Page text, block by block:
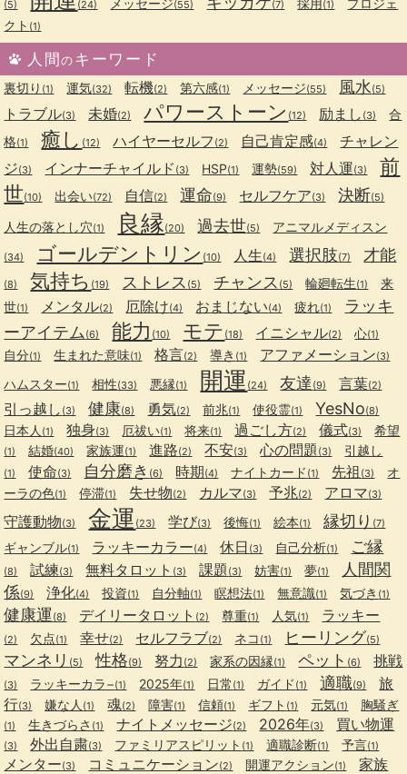
(5) (24) メッセージ(55) (7) 採用 (1)
プロジェ
クト (1)
人間のキーワード
裏切り (1) 運気(32) 転機(2) 第六感(1) メッセージ(55) 風水(5)
トラブル(3) 未婚(2) パワーストーン (12) 励まし (3)
合
格(1) 癒し (12) ハイヤーセルフ (2) 自己肯定感(4)
チャレン
ジ(3) インナーチャイルド (3) HSP(1) 運勢(59) 対人運(3)
前
世(10) 出会い(72) 自信(2) 運命(9) セルフケア(3) 決断(5)
人生の落とし穴(1) 良縁(20) 過去世(5) アニマルメディスン
(34) ゴールデントリン (10) 人生(4) 選択肢(7) 才能
(8) 気持ち (19) ストレス (5) チャンス (5) 輪廻転生(1)
来
世(1) メンタル(2) 厄除け(4) おまじない(4) 疲れ(1)
ラッキ
ーアイテム(6) 能力 (10) モテ (18) イニシャル(2) 心(1)
自分(1) 生まれた意味(1) 格言(2) 導き (1) アファメーション(3)
ハムスター(1) 相性(33) 悪縁(1) 開運 (24) 友達 (9) 言葉(2)
引っ越し (3) 健康(8) 勇気(2) 前兆(1) 使役霊(1) YesNo(8)
日本人 (1) 独身(3) 厄祓い(1) 将来(1) 過ごし方(2) 儀式(3) 希望
(1) 結婚(40) 家族運(1) 進路(2) 不安(3) 心の問題(3) 引越し
(1) 使命(3) 自分磨き (6) 時期(4) ナイトカード (1) 先祖 (3)
オ
ーラの色(1) 停滞(1) 失せ物(2) カルマ(3) 予兆(2) アロマ(3)
守護動物(3) 金運 (23) 学び(3) 後悔(1) 絵本(1) 縁切り (7)
ギャンブル(1) ラッキーカラー(4) 休日 (3) 自己分析(1) ご縁
(8) 試練(3) 無料タロット (3) 課題(3) 妨害(1) 夢(1)
人間関
係(9) 浄化(4) 投資(1) 自分軸(1) 瞑想法(1) 無意識(1) 気づき (1)
健康運(8) デイリータロット (2) 尊重(1) 人気(1) ラッキー
(2) 欠点(1) 幸せ(2) セルフラブ(2) ネコ (1) ヒーリング(5)
マンネリ (5) 性格(9) 努力 (2) 家系の因縁(1) ペット (6) 挑戦
(3) ラッキーカラ−(1) 2025年(1) 日常 (1) ガイド (1) 適職(9)
旅
行(3) 嫌な人 (1) 魂(2) 障害(1) 信頼(1) ギフト (1) 元気(1) 胸騒ぎ
(1) 生きづらさ (1) ナイトメッセージ(2) 2026年(3) 買い物運
(3) 外出自粛(3) ファミリアスピリット (1) 適職診断(1) 予言(1)
メンター(3) コミュニケーション(2) 開運アクション(1) 家族